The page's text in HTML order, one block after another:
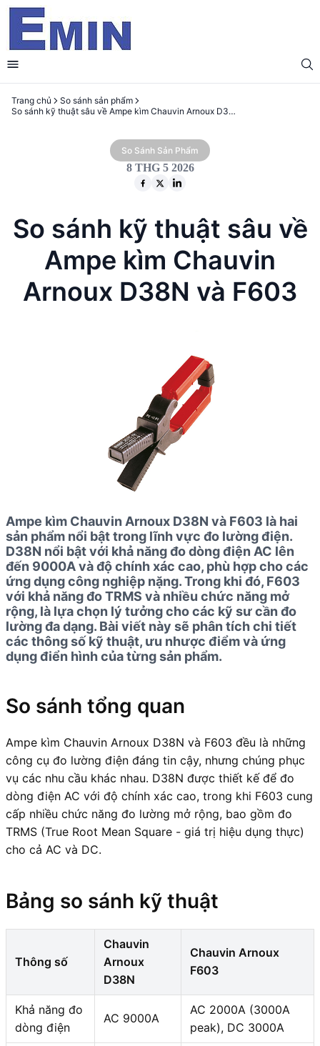
Trang chủ
So sánh sản phẩm
So sánh kỹ thuật sâu về Ampe kìm Chauvin Arnoux D38N và F603
So Sánh Sản Phẩm
8 THG 5 2026
So sánh kỹ thuật sâu về
Ampe kìm Chauvin
Arnoux D38N và F603
Ampe kìm Chauvin Arnoux D38N và F603 là hai
sản phẩm nổi bật trong lĩnh vực đo lường điện.
D38N nổi bật với khả năng đo dòng điện AC lên
đến 9000A và độ chính xác cao, phù hợp cho các
ứng dụng công nghiệp nặng. Trong khi đó, F603
với khả năng đo TRMS và nhiều chức năng mở
rộng, là lựa chọn lý tưởng cho các kỹ sư cần đo
lường đa dạng. Bài viết này sẽ phân tích chi tiết
các thông số kỹ thuật, ưu nhược điểm và ứng
dụng điển hình của từng sản phẩm.
So sánh tổng quan
Ampe kìm Chauvin Arnoux D38N và F603 đều là những
công cụ đo lường điện đáng tin cậy, nhưng chúng phục
vụ các nhu cầu khác nhau. D38N được thiết kế để đo
dòng điện AC với độ chính xác cao, trong khi F603 cung
cấp nhiều chức năng đo lường mở rộng, bao gồm đo
TRMS (True Root Mean Square - giá trị hiệu dụng thực)
cho cả AC và DC.
Bảng so sánh kỹ thuật
Thông số
Chauvin
Arnoux
D38N
Chauvin Arnoux
F603
Khả năng đo
dòng điện
AC 9000A
AC 2000A (3000A
peak), DC 3000A